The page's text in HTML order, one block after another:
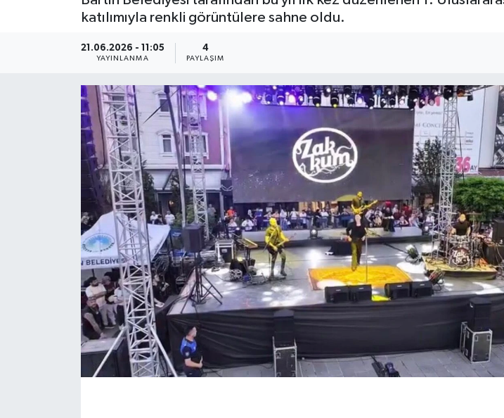
katılımıyla renkli görüntülere sahne oldu.
21.06.2026 - 11:05
YAYINLANMA
4
PAYLAŞIM
Sinema
Sivil Toplum
Yerel Yönetimler